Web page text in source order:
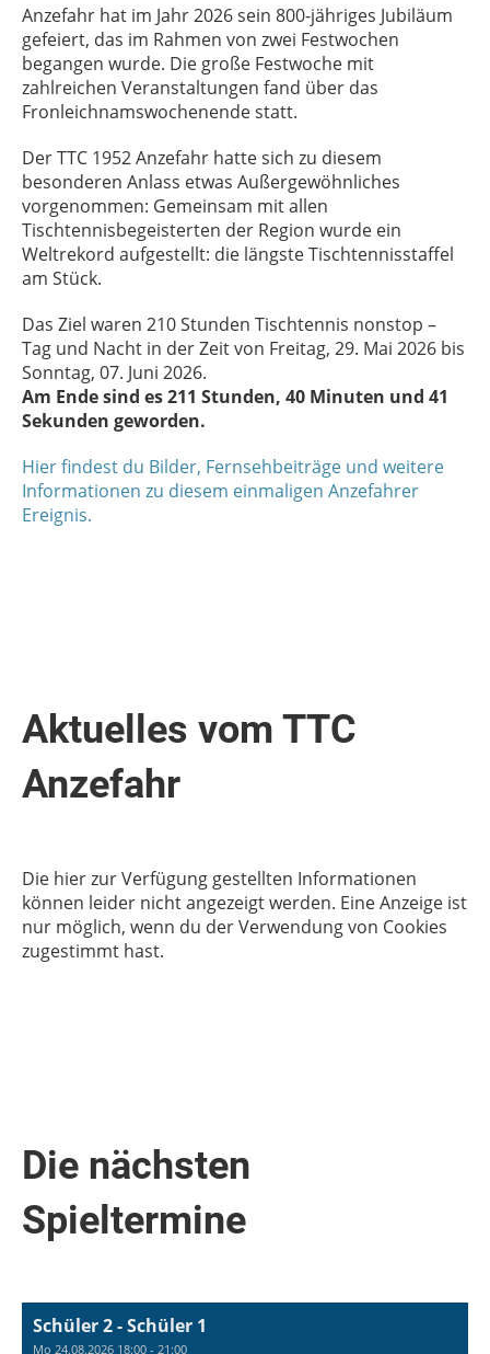
Anzefahr hat im Jahr 2026 sein 800-jähriges Jubiläum
gefeiert, das im Rahmen von zwei Festwochen
begangen wurde. Die große Festwoche mit
zahlreichen Veranstaltungen fand über das
Fronleichnamswochenende statt.
Der TTC 1952 Anzefahr hatte sich zu diesem
besonderen Anlass etwas Außergewöhnliches
vorgenommen: Gemeinsam mit allen
Tischtennisbegeisterten der Region wurde ein
Weltrekord aufgestellt: die längste Tischtennisstaffel
am Stück.
Das Ziel waren 210 Stunden Tischtennis nonstop –
Tag und Nacht in der Zeit von Freitag, 29. Mai 2026 bis
Sonntag, 07. Juni 2026.
Am Ende sind es 211 Stunden, 40 Minuten und 41
Sekunden geworden.
Hier findest du Bilder, Fernsehbeiträge und weitere
Informationen zu diesem einmaligen Anzefahrer
Ereignis.
Aktuelles vom TTC
Anzefahr
Die hier zur Verfügung gestellten Informationen
können leider nicht angezeigt werden. Eine Anzeige ist
nur möglich, wenn du der Verwendung von Cookies
zugestimmt hast.
Die nächsten
Spieltermine
Schüler 2 - Schüler 1
Mo 24.08.2026 18:00 - 21:00